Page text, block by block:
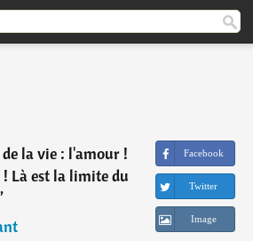
la vie : l'amour !
Là est la limite du
Facebook
Twitter
Image